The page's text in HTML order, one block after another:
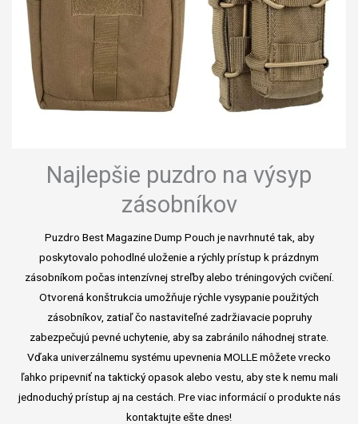
Najlepšie puzdro na výsyp
zásobníkov
Puzdro Best Magazine Dump Pouch je navrhnuté tak, aby
poskytovalo pohodlné uloženie a rýchly prístup k prázdnym
zásobníkom počas intenzívnej streľby alebo tréningových cvičení.
Otvorená konštrukcia umožňuje rýchle vysypanie použitých
zásobníkov, zatiaľ čo nastaviteľné zadržiavacie popruhy
zabezpečujú pevné uchytenie, aby sa zabránilo náhodnej strate.
Vďaka univerzálnemu systému upevnenia MOLLE môžete vrecko
ľahko pripevniť na taktický opasok alebo vestu, aby ste k nemu mali
jednoduchý prístup aj na cestách. Pre viac informácií o produkte nás
kontaktujte ešte dnes!